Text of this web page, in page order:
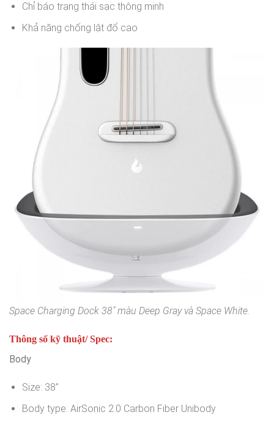
Chỉ báo trạng thái sạc thông minh
Khả năng chống lật đổ cao
Space Charging Dock 38″ màu Deep Gray và Space White.
Thông số kỹ thuật/ Spec:
Body
Size: 38″
Body type: AirSonic 2.0 Carbon Fiber Unibody